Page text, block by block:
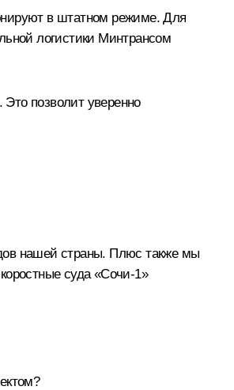
в штатном режиме. Для
логистики Минтрансом
позволит уверенно
нашей страны. Плюс также мы
суда «Сочи-1»